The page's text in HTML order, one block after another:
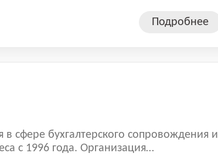
Подробнее
бухгалтерского сопровождения и
с 1996 года. Организация